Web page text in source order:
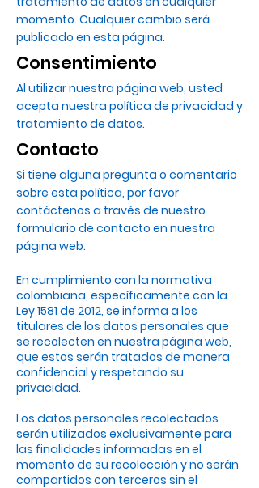
momento. Cualquier cambio será
publicado en esta página.
Consentimiento
Al utilizar nuestra página web, usted
acepta nuestra política de privacidad y
tratamiento de datos.
Contacto
Si tiene alguna pregunta o comentario
sobre esta política, por favor
contáctenos a través de nuestro
formulario de contacto en nuestra
página web.
En cumplimiento con la normativa
colombiana, específicamente con la
Ley 1581 de 2012, se informa a los
titulares de los datos personales que
se recolecten en nuestra página web,
que estos serán tratados de manera
confidencial y respetando su
privacidad.
Los datos personales recolectados
serán utilizados exclusivamente para
las finalidades informadas en el
momento de su recolección y no serán
compartidos con terceros sin el